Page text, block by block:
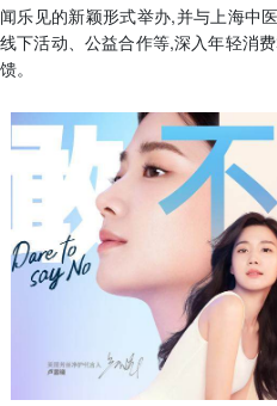
闻乐见的新颖形式举办,并与上海中
线下活动、公益合作等,深入年轻消
馈。